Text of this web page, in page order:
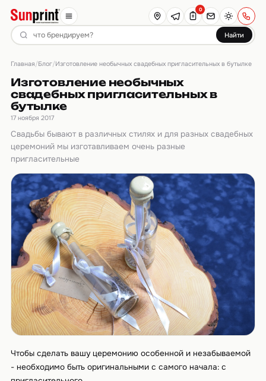
Найти
0
Главная/Блог/Изготовление необычных свадебных пригласительных в бутылке
Изготовление необычных
свадебных пригласительных в
бутылке
17 ноября 2017
Свадьбы бывают в различных стилях и для разных свадебных
церемоний мы изготавливаем очень разные
пригласительные
Чтобы сделать вашу церемонию особенной и незабываемой
- необходимо быть оригинальными с самого начала: с